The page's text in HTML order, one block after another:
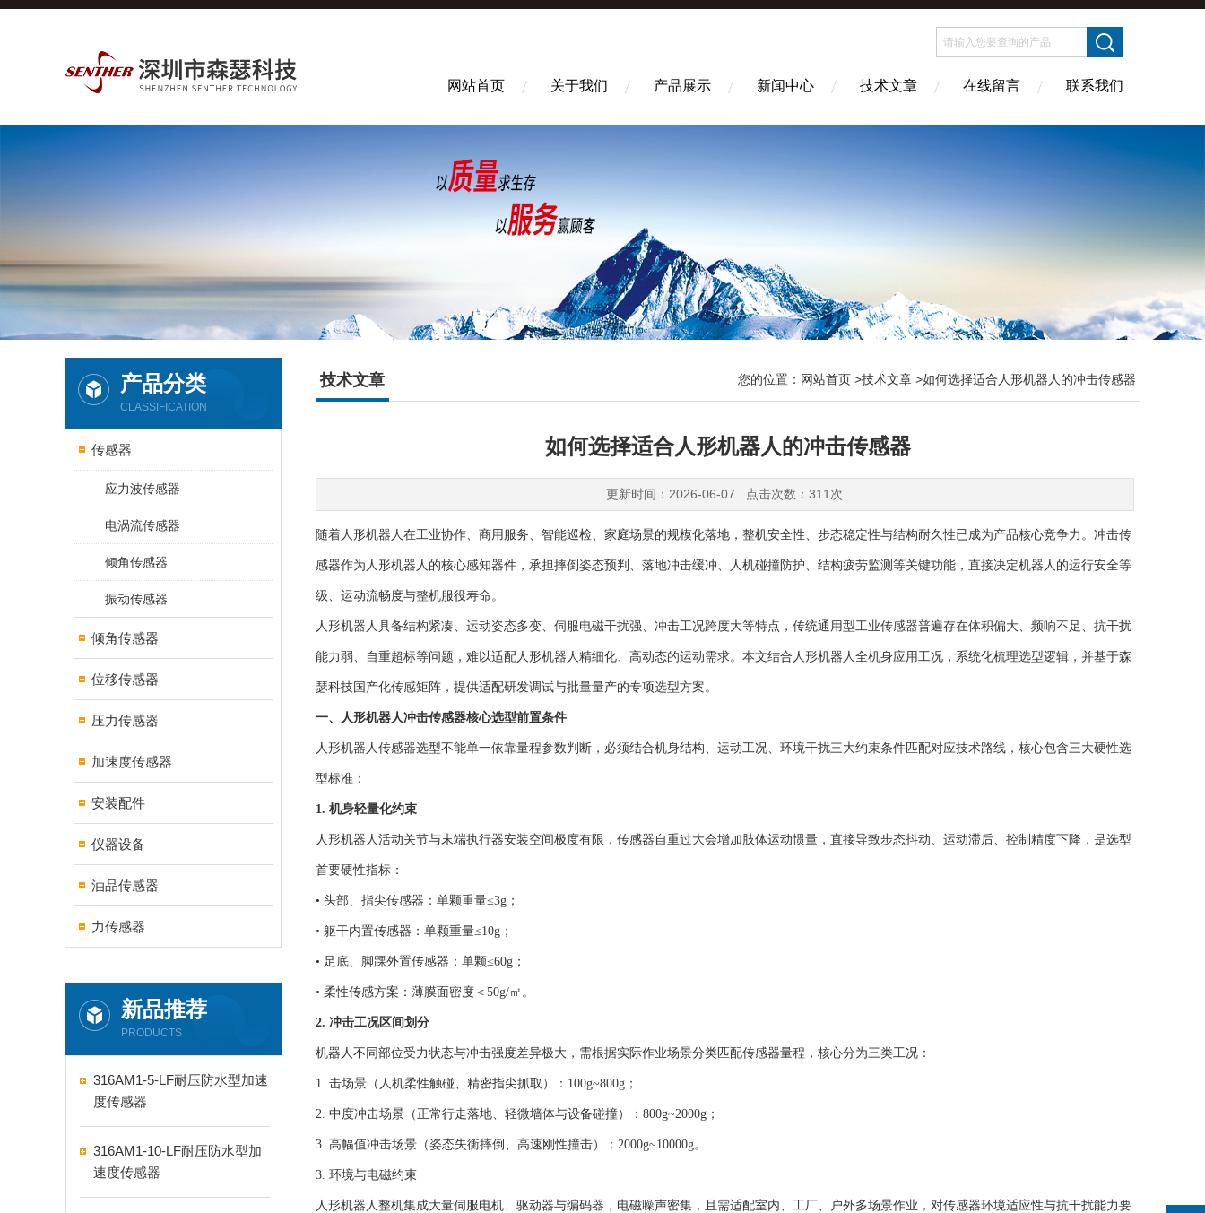
网站首页 关于我们 产品展示 新闻中心 技术文章 在线留言 联系我们
产品分类
CLASSIFICATION
传感器
应力波传感器
电涡流传感器
倾角传感器
振动传感器
倾角传感器
位移传感器
压力传感器
加速度传感器
安装配件
仪器设备
油品传感器
力传感器
新品推荐
PRODUCTS
316AM1-5-LF耐压防水型加速
度传感器
316AM1-10-LF耐压防水型加
速度传感器
技术文章 您的位置： 网站首页 >技术文章 >如何选择适合人形机器人的冲击传感器
如何选择适合人形机器人的冲击传感器
更新时间：2026-06-07 点击次数：311次
随着人形机器人在工业协作、商用服务、智能巡检、家庭场景的规模化落地，整机安全性、步态稳定性与结构耐久性已成为产品核心竞争力。冲击传
感器作为人形机器人的核心感知器件，承担摔倒姿态预判、落地冲击缓冲、人机碰撞防护、结构疲劳监测等关键功能，直接决定机器人的运行安全等
级、运动流畅度与整机服役寿命。
人形机器人具备结构紧凑、运动姿态多变、伺服电磁干扰强、冲击工况跨度大等特点，传统通用型工业传感器普遍存在体积偏大、频响不足、抗干扰
能力弱、自重超标等问题，难以适配人形机器人精细化、高动态的运动需求。本文结合人形机器人全机身应用工况，系统化梳理选型逻辑，并基于森
瑟科技国产化传感矩阵，提供适配研发调试与批量量产的专项选型方案。
一、人形机器人冲击传感器核心选型前置条件
人形机器人传感器选型不能单一依靠量程参数判断，必须结合机身结构、运动工况、环境干扰三大约束条件匹配对应技术路线，核心包含三大硬性选
型标准：
1. 机身轻量化约束
人形机器人活动关节与末端执行器安装空间极度有限，传感器自重过大会增加肢体运动惯量，直接导致步态抖动、运动滞后、控制精度下降，是选型
首要硬性指标：
• 头部、指尖传感器：单颗重量≤3g；
• 躯干内置传感器：单颗重量≤10g；
• 足底、脚踝外置传感器：单颗≤60g；
• 柔性传感方案：薄膜面密度＜50g/㎡。
2. 冲击工况区间划分
机器人不同部位受力状态与冲击强度差异极大，需根据实际作业场景分类匹配传感器量程，核心分为三类工况：
1. 击场景（人机柔性触碰、精密指尖抓取）：100g~800g；
2. 中度冲击场景（正常行走落地、轻微墙体与设备碰撞）：800g~2000g；
3. 高幅值冲击场景（姿态失衡摔倒、高速刚性撞击）：2000g~10000g。
3. 环境与电磁约束
人形机器人整机集成大量伺服电机、驱动器与编码器，电磁噪声密集，且需适配室内、工厂、户外多场景作业，对传感器环境适应性与抗干扰能力要